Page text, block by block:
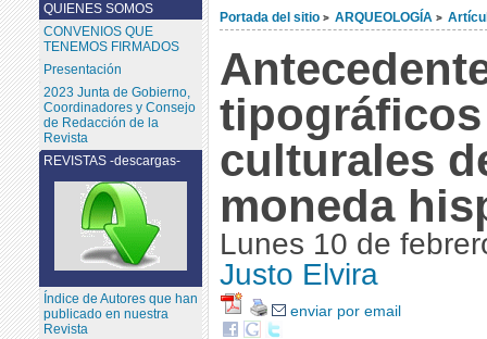
Portada del sitio > ARQUEOLOGÍA >
culturales
moneda
Lunes 10 de
Justo Elvira
enviar por email
QUIENES SOMOS
CONVENIOS QUE
TENEMOS FIRMADOS
Presentación
2023 Junta de Gobierno,
Coordinadores y Consejo
de Redacción de la
Revista
REVISTAS -descargas-
Índice de Autores que han
publicado en nuestra
Revista